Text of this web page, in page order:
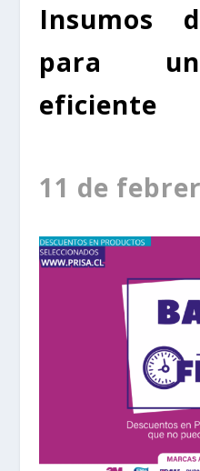
Insumos
para
eficiente
11 de